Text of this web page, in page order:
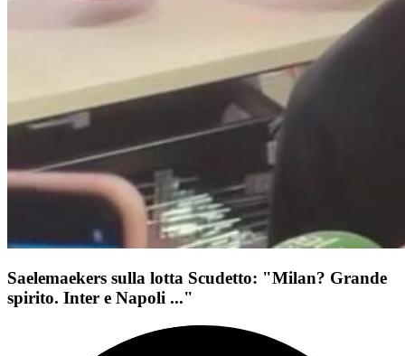
Saelemaekers sulla lotta Scudetto: "Milan? Grande
spirito. Inter e Napoli ..."